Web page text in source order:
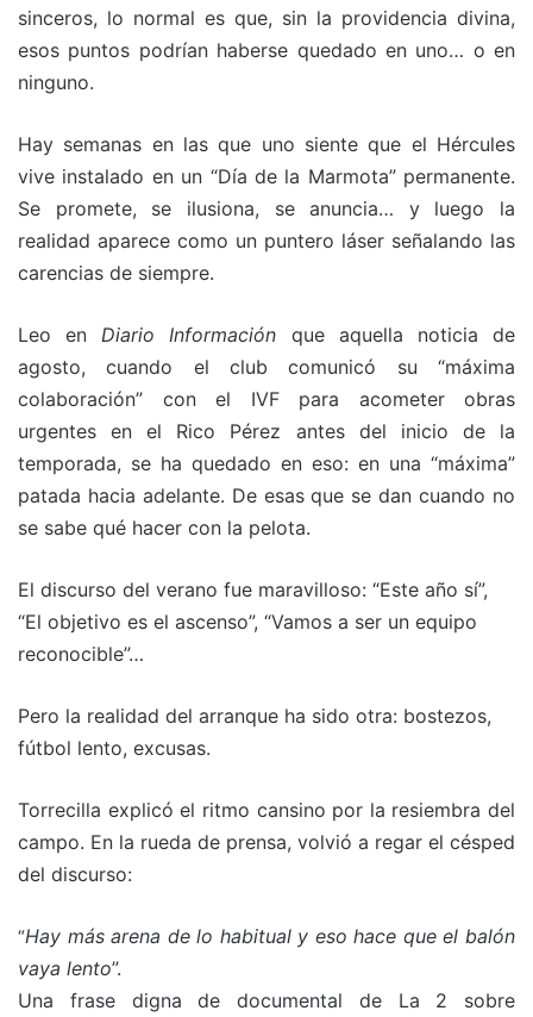
sinceros, lo normal es que, sin la providencia divina,
esos puntos podrían haberse quedado en uno… o en
ninguno.
Hay semanas en las que uno siente que el Hércules
vive instalado en un “Día de la Marmota” permanente.
Se promete, se ilusiona, se anuncia… y luego la
realidad aparece como un puntero láser señalando las
carencias de siempre.
Leo enDiario Información que aquella noticia de
agosto, cuando el club comunicó su “máxima
colaboración” con el IVF para acometer obras
urgentes en el Rico Pérez antes del inicio de la
temporada, se ha quedado en eso: en una “máxima”
patada hacia adelante. De esas que se dan cuando no
se sabe qué hacer con la pelota.
El discurso del verano fue maravilloso: “Este año sí”,
“El objetivo es el ascenso”, “Vamos a ser un equipo
reconocible”…
Pero la realidad del arranque ha sido otra: bostezos,
fútbol lento, excusas.
Torrecilla explicó el ritmo cansino por la resiembra del
campo. En la rueda de prensa, volvió a regar el césped
del discurso:
“Hay más arena de lo habitual y eso hace que el balón
vaya lento”.
Una frase digna de documental de La 2 sobre